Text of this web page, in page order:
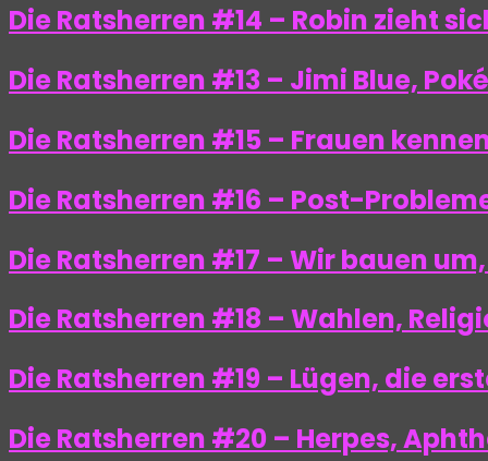
Die Ratsherren #14 – Robin zieht
Die Ratsherren #13 – Jimi Blue,
Die Ratsherren #15 – Frauen
Die Ratsherren #16 – Post-
Die Ratsherren #17 – Wir bauen
Die Ratsherren #18 – Wahlen,
Die Ratsherren #19 – Lügen, die
Die Ratsherren #20 – Herpes,